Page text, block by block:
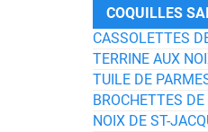
COQUILLES
CASSOLETTES
TERRINE AUX
TUILE DE
BROCHETTES
NOIX DE ST-